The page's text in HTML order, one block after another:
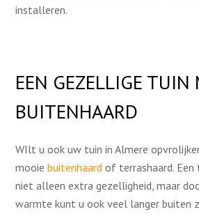
installeren.
EEN GEZELLIGE TUIN
BUITENHAARD
WIlt u ook uw tuin in Almere
mooiebuitenhaard of terrashaard.
niet alleen extra gezelligheid, maar
warmte kunt u ook veel langer buiten